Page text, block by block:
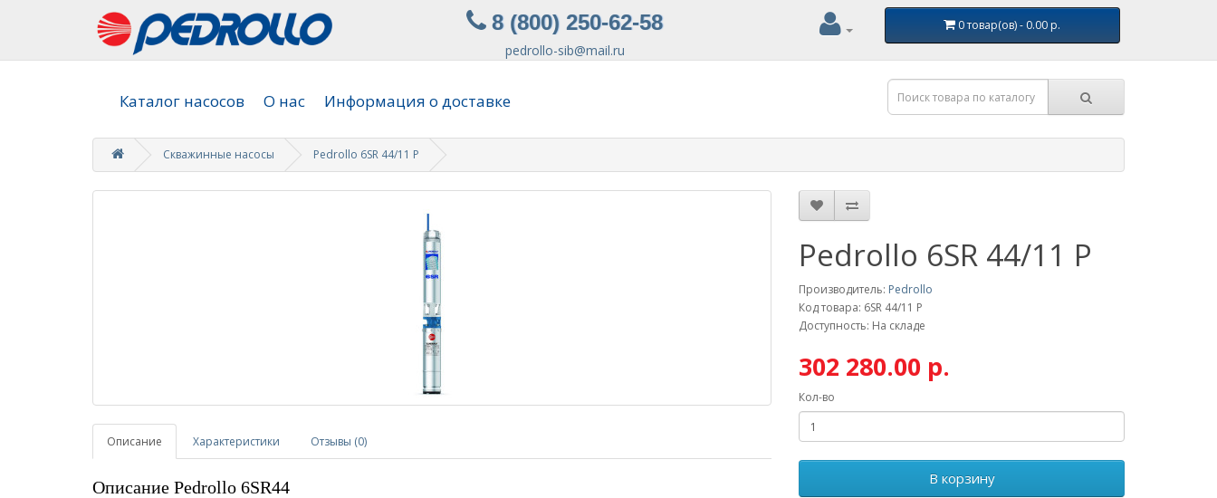
8 (800) 250-62-58
pedrollo-sib@mail.ru
0 товар(ов) - 0.00 р.
Каталог насосов О нас Информация о доставке
Скважинные насосы Pedrollo 6SR 44/11 P
Описание Характеристики Отзывы (0)
Описание Pedrollo 6SR44
Pedrollo 6SR 44/11 P
Производитель: Pedrollo
Код товара: 6SR 44/11 P
Доступность: На складе
302 280.00 р.
Кол-во
В корзину